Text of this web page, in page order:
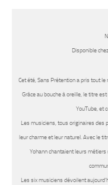
Disponible chez
Cet été,Sans Prétentiona pris tout le
Grâce au bouche à oreille, le titre
YouTube, et
Les musiciens, tous originaires des
leur charme et leur naturel. Avec le
Yohann chantaient leurs
Les six musiciens dévoilent